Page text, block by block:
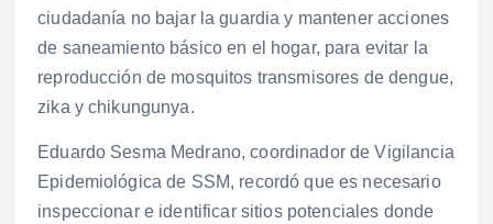
ciudadanía no bajar la guardia y mantener acciones
de saneamiento básico en el hogar, para evitar la
reproducción de mosquitos transmisores de dengue,
zika y chikungunya.
Eduardo Sesma Medrano, coordinador de Vigilancia
Epidemiológica de SSM, recordó que es necesario
inspeccionar e identificar sitios potenciales donde